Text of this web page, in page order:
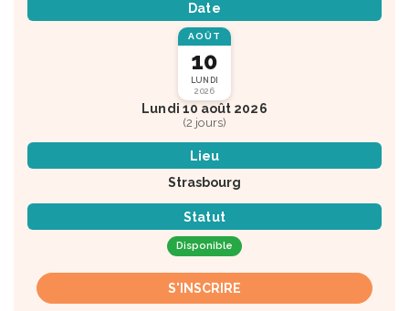
Date
AOÛT
10
LUNDI
2026
Lundi 10 août 2026
(2 jours)
Lieu
Strasbourg
Statut
Disponible
S'INSCRIRE